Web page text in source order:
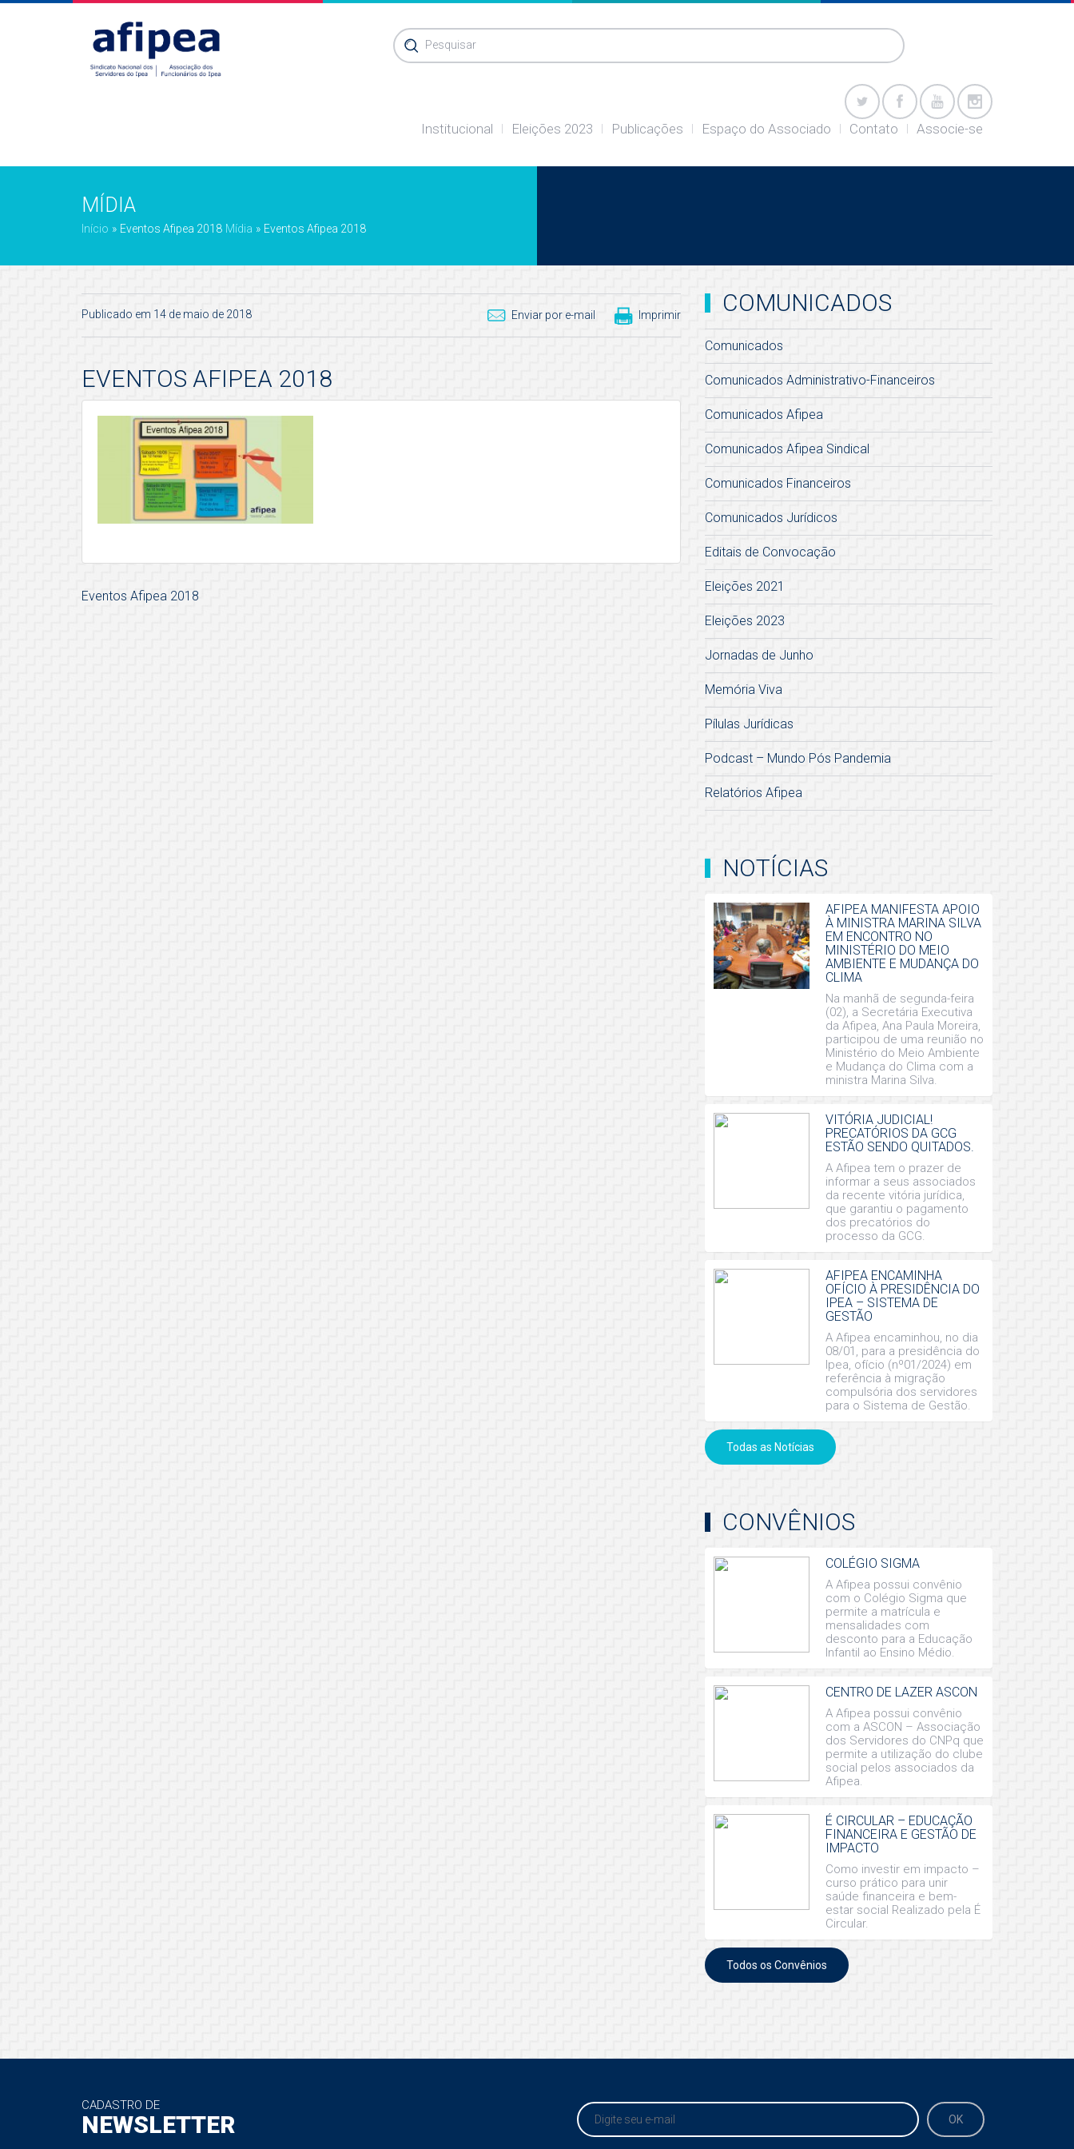
Pesquisar
Institucional Eleições 2023 Publicações Espaço do Associado Contato Associe-se
MÍDIA
Início » Eventos Afipea 2018 Mídia » Eventos Afipea 2018
Publicado em 14 de maio de 2018 Enviar por e-mail Imprimir
EVENTOS AFIPEA 2018
Eventos Afipea 2018
COMUNICADOS
Comunicados
Comunicados Administrativo-Financeiros
Comunicados Afipea
Comunicados Afipea Sindical
Comunicados Financeiros
Comunicados Jurídicos
Editais de Convocação
Eleições 2021
Eleições 2023
Jornadas de Junho
Memória Viva
Pílulas Jurídicas
Podcast – Mundo Pós Pandemia
Relatórios Afipea
NOTÍCIAS
AFIPEA MANIFESTA APOIO
À MINISTRA MARINA SILVA
EM ENCONTRO NO
MINISTÉRIO DO MEIO
AMBIENTE E MUDANÇA DO
CLIMA
Na manhã de segunda-feira
(02), a Secretária Executiva
da Afipea, Ana Paula Moreira,
participou de uma reunião no
Ministério do Meio Ambiente
e Mudança do Clima com a
ministra Marina Silva.
VITÓRIA JUDICIAL!
PRECATÓRIOS DA GCG
ESTÃO SENDO QUITADOS.
A Afipea tem o prazer de
informar a seus associados
da recente vitória jurídica,
que garantiu o pagamento
dos precatórios do
processo da GCG.
AFIPEA ENCAMINHA
OFÍCIO À PRESIDÊNCIA DO
IPEA – SISTEMA DE
GESTÃO
A Afipea encaminhou, no dia
08/01, para a presidência do
Ipea, ofício (nº01/2024) em
referência à migração
compulsória dos servidores
para o Sistema de Gestão.
Todas as Notícias
CONVÊNIOS
COLÉGIO SIGMA
A Afipea possui convênio
com o Colégio Sigma que
permite a matrícula e
mensalidades com
desconto para a Educação
Infantil ao Ensino Médio.
CENTRO DE LAZER ASCON
A Afipea possui convênio
com a ASCON – Associação
dos Servidores do CNPq que
permite a utilização do clube
social pelos associados da
Afipea.
É CIRCULAR – EDUCAÇÃO
FINANCEIRA E GESTÃO DE
IMPACTO
Como investir em impacto –
curso prático para unir
saúde financeira e bem-
estar social Realizado pela É
Circular.
Todos os Convênios
CADASTRO DE
NEWSLETTER